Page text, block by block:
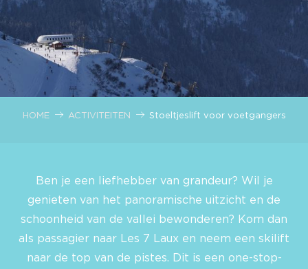
HOME ACTIVITEITEN Stoeltjeslift voor voetgangers
Ben je een liefhebber van grandeur? Wil je
genieten van het panoramische uitzicht en de
schoonheid van de vallei bewonderen? Kom dan
als passagier naar Les 7 Laux en neem een skilift
naar de top van de pistes. Dit is een one-stop-